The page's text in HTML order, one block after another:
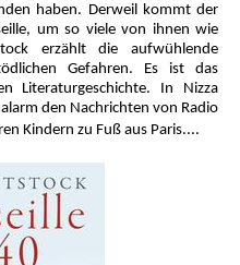
haben. Derweil kommt der
um so viele von ihnen wie
erzählt die aufwühlende
Gefahren. Es ist das
Literaturgeschichte. In Nizza
den Nachrichten von Radio
Kindern zu Fuß aus Paris....